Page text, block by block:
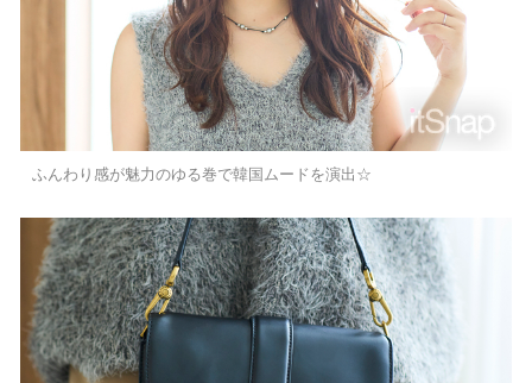
ふんわり感が魅力のゆる巻で韓国ムードを演出☆